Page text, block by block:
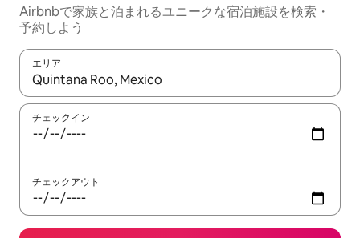
Airbnbで家族と泊まれるユニークな宿泊施設を検索・
予約しよう
エリア
検索結果が表示されたら、上下の矢印キーを使って移動するか
チェックイン
チェックアウト